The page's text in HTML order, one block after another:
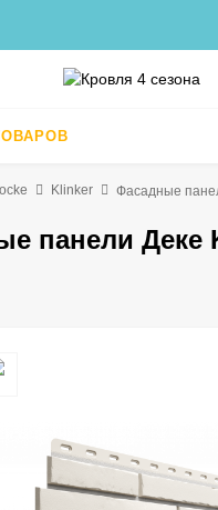
Klinker Фасадные
панели Деке